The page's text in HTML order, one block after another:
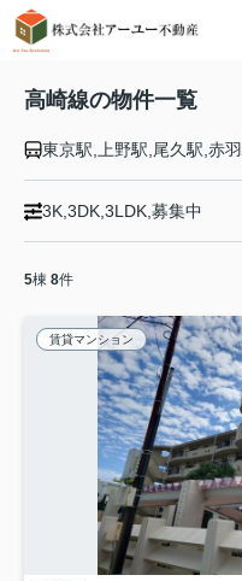
高崎線の物件一覧
3K,3DK,3LDK,募集中
5棟 8件
賃貸マンション